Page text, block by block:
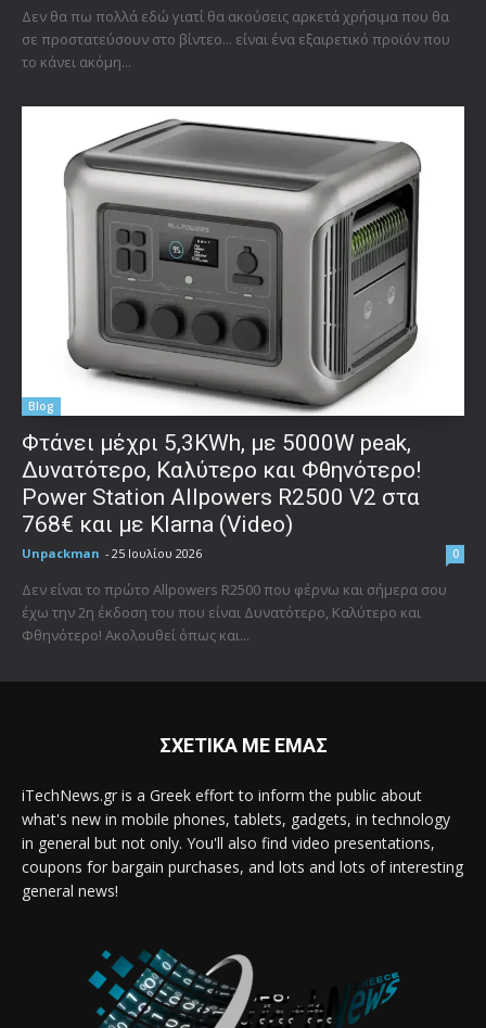
Δεν θα πω πολλά εδώ γιατί θα ακούσεις αρκετά χρήσιμα που θα
σε προστατεύσουν στο βίντεο... είναι ένα εξαιρετικό προϊόν που
το κάνει ακόμη...
Blog
Φτάνει μέχρι 5,3KWh, με 5000W peak,
Δυνατότερο, Καλύτερο και Φθηνότερο!
Power Station Allpowers R2500 V2 στα
768€ και με Klarna (Video)
Unpackman - 25 Ιουλίου 2026 0
Δεν είναι το πρώτο Allpowers R2500 που φέρνω και σήμερα σου
έχω την 2η έκδοση του που είναι Δυνατότερο, Καλύτερο και
Φθηνότερο! Ακολουθεί όπως και...
ΣΧΕΤΙΚΑ ΜΕ ΕΜΑΣ
iTechNews.gr is a Greek effort to inform the public about
what's new in mobile phones, tablets, gadgets, in technology
in general but not only. You'll also find video presentations,
coupons for bargain purchases, and lots and lots of interesting
general news!